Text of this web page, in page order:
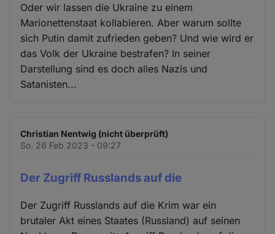
Oder wir lassen die Ukraine zu einem
Marionettenstaat kollabieren. Aber warum sollte
sich Putin damit zufrieden geben? Und wie wird er
das Volk der Ukraine bestrafen? In seiner
Darstellung sind es doch alles Nazis und
Satanisten...
Christian Nentwig (nicht überprüft)
So. 26 Feb 2023 - 09:27
Der Zugriff Russlands auf die
Der Zugriff Russlands auf die Krim war ein
brutaler Akt eines Staates (Russland) auf seinen